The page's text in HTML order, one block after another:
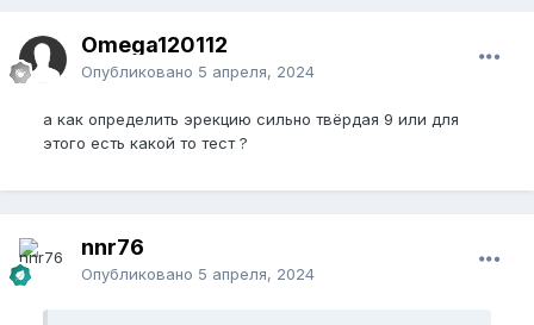
Omega120112
Опубликовано 5 апреля, 2024
а как определить эрекцию сильно твёрдая 9 или для
этого есть какой то тест ?
nnr76
Опубликовано 5 апреля, 2024